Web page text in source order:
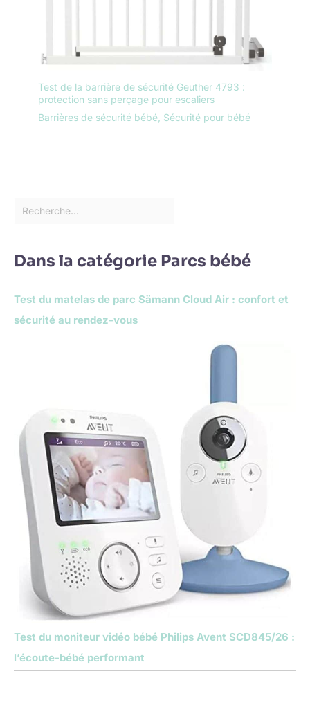
Test de la barrière de sécurité Geuther 4793 :
protection sans perçage pour escaliers
Barrières de sécurité bébé Sécurité pour bébé
Dans la catégorie Parcs bébé
Test du matelas de parc Sämann Cloud Air : confort et
sécurité au rendez-vous
Test du moniteur vidéo bébé Philips Avent SCD845/26 :
l’écoute-bébé performant